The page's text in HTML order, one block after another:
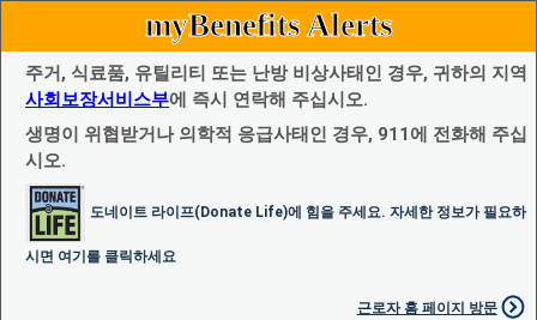
myBenefits Alerts
주거, 식료품, 유틸리티 또는 난방 비상사태인 경우, 귀하의 지역
사회보장서비스부에 즉시 연락해 주십시오.
생명이 위협받거나 의학적 응급사태인 경우, 911에 전화해 주십
시오.
도네이트 라이프(Donate Life)에 힘을 주세요. 자세한 정보가 필요하
시면 여기를 클릭하세요
근로자 홈 페이지 방문